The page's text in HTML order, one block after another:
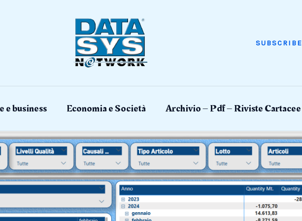
SUBSCRIBE
e business Economia e Società Archivio – Pdf – Riviste Cartacee